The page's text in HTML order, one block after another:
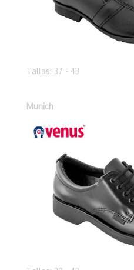
Tallas: 37 - 43
Munich